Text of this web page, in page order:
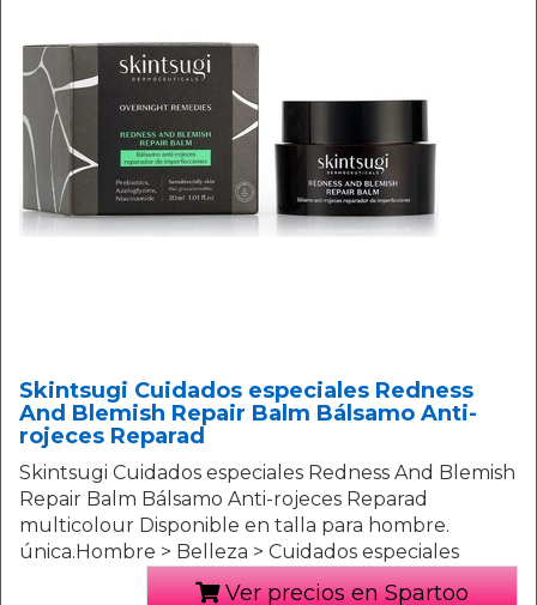
Skintsugi Cuidados especiales Redness
And Blemish Repair Balm Bálsamo Anti-
rojeces Reparad
Skintsugi Cuidados especiales Redness And Blemish
Repair Balm Bálsamo Anti-rojeces Reparad
multicolour Disponible en talla para hombre.
única.Hombre > Belleza > Cuidados especiales
Ver precios en Spartoo